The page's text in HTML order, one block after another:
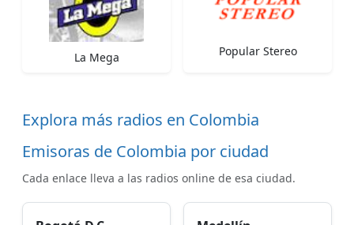
La Mega Popular Stereo
Explora más radios en Colombia
Emisoras de Colombia por ciudad
Cada enlace lleva a las radios online de esa ciudad.